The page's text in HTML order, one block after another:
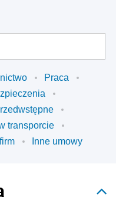
Praca
transporcie
Inne umowy